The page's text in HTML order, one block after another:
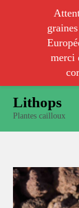
Lithops
Plantes cailloux
merci